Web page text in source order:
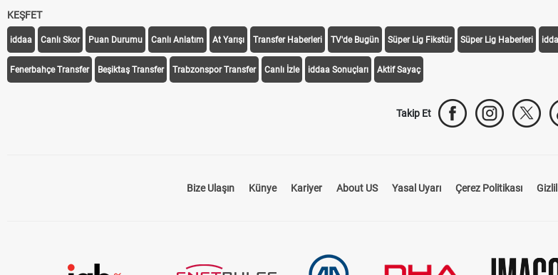
KEŞFET
iddaa Canlı Skor Puan Durumu Canlı Anlatım At Yarışı Transfer Haberleri TV'de Bugün Süper Lig Fikstür Süper Lig Haberleri
Fenerbahçe Transfer Beşiktaş Transfer Trabzonspor Transfer Canlı İzle iddaa Sonuçları Aktif Sayaç
Takip Et
Bize Ulaşın Künye Kariyer About US Yasal Uyarı Çerez Politikası